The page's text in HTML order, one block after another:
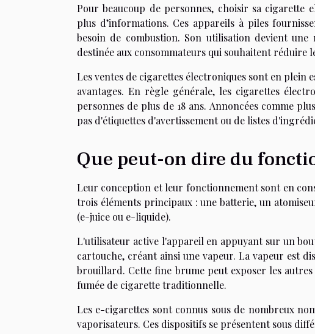
Pour beaucoup de personnes, choisir sa cigarette
plus d’informations. Ces appareils à piles
besoin de combustion. Son utilisation devient
destinée aux consommateurs qui souhaitent réduire
Les ventes de cigarettes électroniques sont en plein
avantages. En règle générale, les cigarettes
personnes de plus de 18 ans. Annoncées comme
pas d'étiquettes d'avertissement ou de listes
Que peut-on dire du
Leur conception et leur fonctionnement sont en
trois éléments principaux : une batterie, un
(e-juice ou e-liquide).
L'utilisateur active l'appareil en appuyant sur un
cartouche, créant ainsi une vapeur. La vapeur est
brouillard. Cette fine brume peut exposer les
fumée de cigarette traditionnelle.
Les e-cigarettes sont connus sous de nombreux
vaporisateurs. Ces dispositifs se présentent sous